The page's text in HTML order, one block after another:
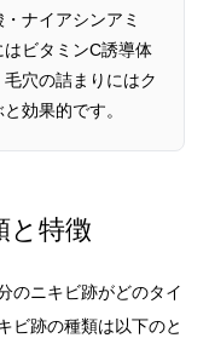
ナイアシンアミ
はビタミンC誘導体
穴の詰まりにはク
効果的です。
と特徴
のニキビ跡がどのタイ
ビ跡の種類は以下のと